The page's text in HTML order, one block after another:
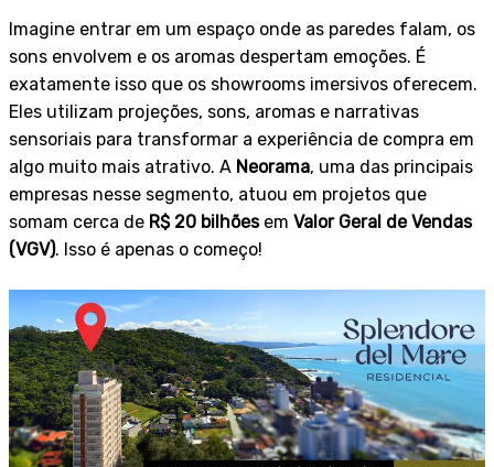
Imagine entrar em um espaço onde as paredes falam, os
sons envolvem e os aromas despertam emoções. É
exatamente isso que os showrooms imersivos oferecem.
Eles utilizam projeções, sons, aromas e narrativas
sensoriais para transformar a experiência de compra em
algo muito mais atrativo. A Neorama, uma das principais
empresas nesse segmento, atuou em projetos que
somam cerca de R$ 20 bilhõesem Valor Geral de Vendas
(VGV). Isso é apenas o começo!